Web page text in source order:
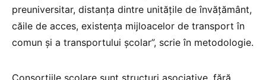
preuniversitar, distanța dintre unitățile de învățământ,
căile de acces, existența mijloacelor de transport în
comun și a transportului școlar”, scrie în metodologie.